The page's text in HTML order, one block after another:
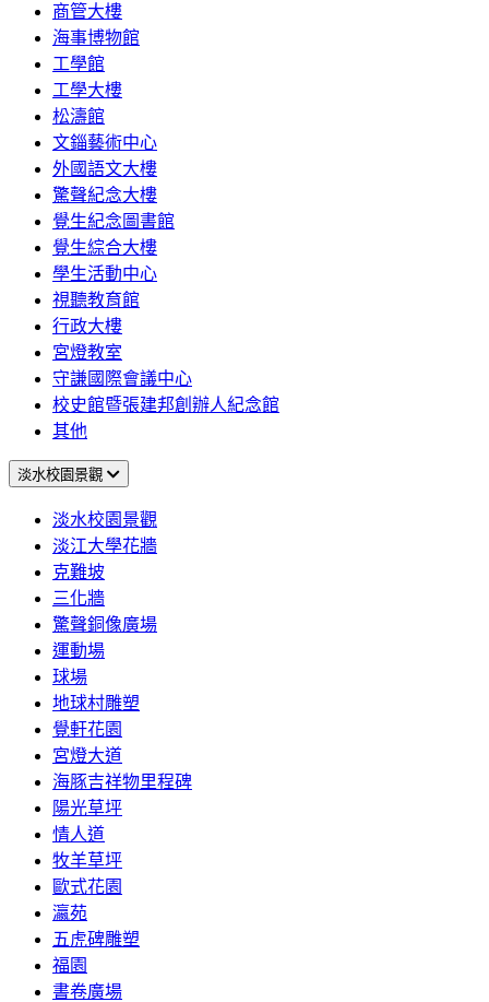
商管大樓
海事博物館
工學館
工學大樓
松濤館
文錙藝術中心
外國語文大樓
驚聲紀念大樓
覺生紀念圖書館
覺生綜合大樓
學生活動中心
視聽教育館
行政大樓
宮燈教室
守謙國際會議中心
校史館暨張建邦創辦人紀念館
其他
淡水校園景觀
淡水校園景觀
淡江大學花牆
克難坡
三化牆
驚聲銅像廣場
運動場
球場
地球村雕塑
覺軒花園
宮燈大道
海豚吉祥物里程碑
陽光草坪
情人道
牧羊草坪
歐式花園
瀛苑
五虎碑雕塑
福園
書卷廣場